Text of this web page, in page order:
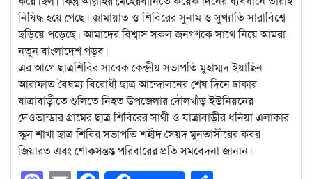
নিষিদ্ধ হয়ে গেছে। জামায়াত ও শিবিরের সুনাম ও সুখ্যাতি সারাবিশ্বে
ছড়িয়ে পড়েছে। আমাদের বিশ্বাস সকল জনগণকে সাথে নিয়ে আমরা
নতুন বাংলাদেশ গড়ব।
এর আগে ছাত্রশিবির সাবেক কেন্দ্রীয় সভাপতি মুহাম্মদ ইয়াছিন
আরাফাত বৈষম্য বিরোধী ছাত্র আন্দোলনের শেষ দিনে ঢাকার
যাত্রাবাড়ীতে গুলিতে নিহত উপজেলার দৌলখাঁড় ইউনিয়নের
দেওভান্ডার গ্রামের ছাত্র শিবিরের সাথী ও যাত্রাবাড়ীর ধনিয়া এলাকার
স্কুল শাখা ছাত্র শিবির সভাপতি শহীদ সৈয়দ মুনতাসীরের কবর
জিয়ারত এবং শোকসন্তপ্ত পরিবারের প্রতি সমবেদনা জানান।